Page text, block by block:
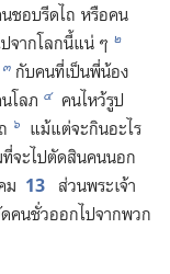
ชอบ​รีด​ไถ หรือ​คน​
จาก​โลก​นี้​แน่ ๆ ๒
๓ กับ​คน​ที่​เป็น​พี่​น้อง​
โลภ ๔ คน​ไหว้​รูป​
๖
แม้​แต่​จะ​กิน​อะไร​
ที่​จะ​ไป​ตัดสิน​คน​นอก​
ม 13 ส่วน​พระเจ้า​
คน​ชั่ว​ออก​ไป​จาก​พวก​